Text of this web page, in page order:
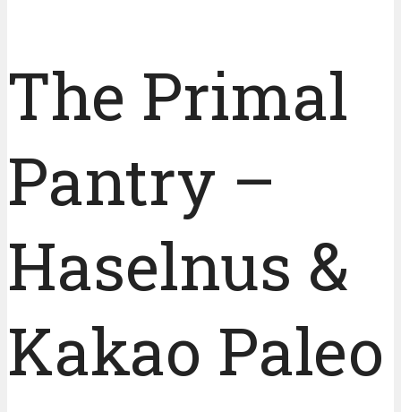
The Primal
Pantry –
Haselnus &
Kakao Paleo